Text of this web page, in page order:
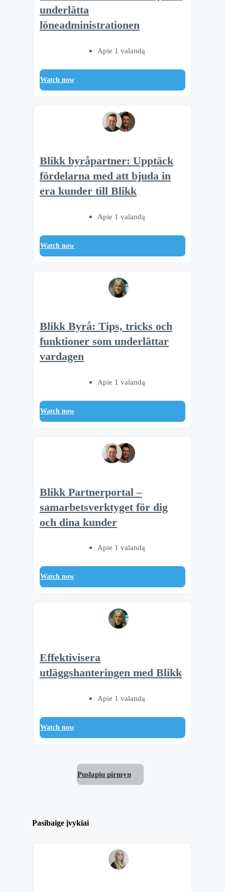
underlätta
löneadministrationen
Apie 1 valandą
Watch now
Blikk byråpartner: Upptäck
fördelarna med att bjuda in
era kunder till Blikk
Apie 1 valandą
Watch now
Blikk Byrå: Tips, tricks och
funktioner som underlättar
vardagen
Apie 1 valandą
Watch now
Blikk Partnerportal –
samarbetsverktyget för dig
och dina kunder
Apie 1 valandą
Watch now
Effektivisera
utläggshanteringen med Blikk
Apie 1 valandą
Watch now
Puslapiu pirmyn
Pasibaige įvykiai